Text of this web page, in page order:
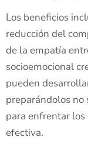
Los beneficios
reducción del
de la empatía
socioemocional
pueden
preparándolos no
para enfrentar los
efectiva.